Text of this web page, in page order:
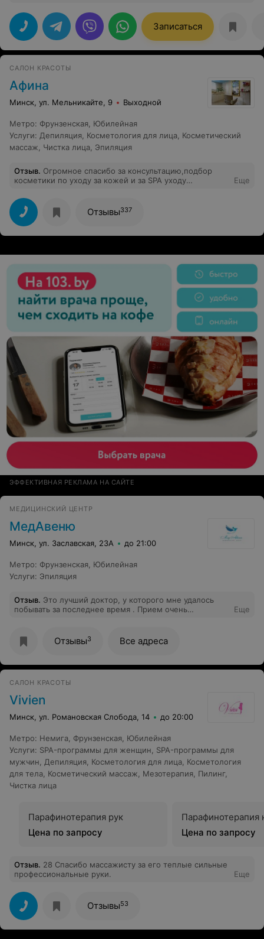
качественную процедуру! Быстро, с минимальным
дискомфортом, всем рекомендую, кто ищет хорошего
мастера и хороший салон!
Записаться
САЛОН КРАСОТЫ
Афина
Минск, ул. Мельникайте, 9 Выходной
Метро: Фрунзенская Юбилейная
Услуги: Депиляция Косметология для лица Косметический
массаж
Чистка лица Эпиляция
Отзыв. Огромное спасибо за консультацию,подбор
косметики по уходу за кожей и за SPA уходу
процедуры. Осталась очень довольна.
Еще
Отзывы337
ЭФФЕКТИВНАЯ РЕКЛАМА НА САЙТЕ
МЕДИЦИНСКИЙ ЦЕНТР
МедАвеню
Минск, ул. Заславская, 23А до 21:00
Метро: Фрунзенская, Юбилейная
Услуги: Эпиляция
Отзыв. Это лучший доктор, у которого мне удалось
побывать за последнее время . Прием очень
запомнить )) Посоветовал книгу. Очень крутой
профессионал . Я рада , что в нашей стране есть такие
прием. Спасибо большое от всего сердца
Еще
Отзывы3 Все адреса
САЛОН КРАСОТЫ
Vivien
Минск, ул. Романовская Слобода, 14 до 20:00
Метро: Немига, Фрунзенская, Юбилейная
Услуги: SPA-программы для женщин, SPA-программы для
мужчин, Депиляция, Косметология для лица, Косметология
для тела, Косметический массаж, Мезотерапия, Пилинг,
Чистка лица
Парафинотерапия рук
Цена по запросу
Парафинотерапия
Цена по запросу
Отзыв. 28 Спасибо массажисту за его теплые сильные
профессиональные руки.
Еще
Отзывы53